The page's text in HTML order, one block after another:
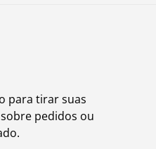
para tirar suas
pedidos ou